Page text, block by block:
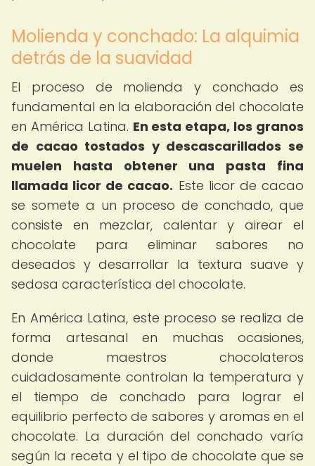
Molienda y conchado: La alquimia
detrás de la suavidad
El proceso de molienda y conchado es
fundamental en la elaboración del chocolate
en América Latina. En esta etapa, los granos
de cacao tostados y descascarillados se
muelen hasta obtener una pasta fina
llamada licor de cacao. Este licor de cacao
se somete a un proceso de conchado, que
consiste en mezclar, calentar y airear el
chocolate para eliminar sabores no
deseados y desarrollar la textura suave y
sedosa característica del chocolate.
En América Latina, este proceso se realiza de
forma artesanal en muchas ocasiones,
donde maestros chocolateros
cuidadosamente controlan la temperatura y
el tiempo de conchado para lograr el
equilibrio perfecto de sabores y aromas en el
chocolate. La duración del conchado varía
según la receta y el tipo de chocolate que se